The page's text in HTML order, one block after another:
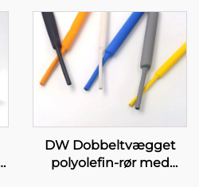
DW Dobbeltvægget
polyolefin-rør med